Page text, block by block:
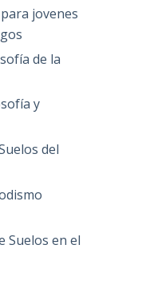
jovenes
de la
y
del
Suelos en el